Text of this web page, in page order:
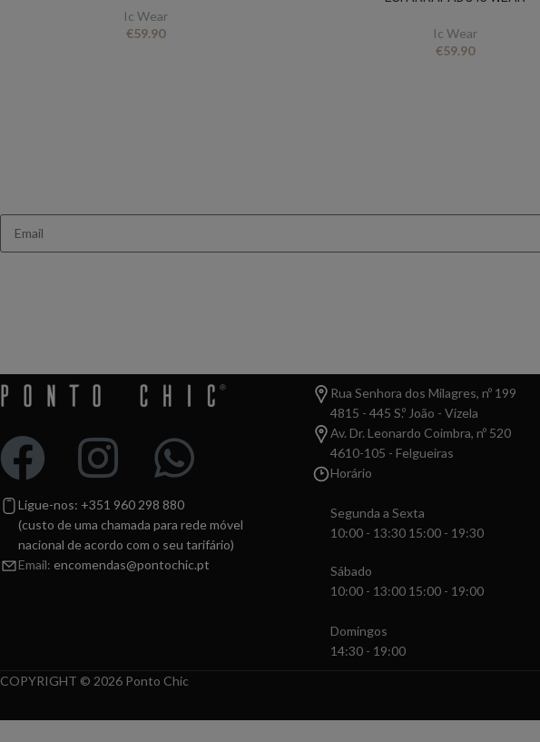
Ic Wear
€59.90
Ic Wear
€59.90
Ligue-nos: +351 960 298 880
(custo de uma chamada para rede móvel
nacional de acordo com o seu tarifário)
Email: encomendas@pontochic.pt
Rua Senhora dos Milagres, nº 199
4815 - 445 S.º João - Vizela
Av. Dr. Leonardo Coimbra, nº 520
4610-105 - Felgueiras
Horário
Segunda a Sexta
10:00 - 13:30 15:00 - 19:30
Sábado
10:00 - 13:00 15:00 - 19:00
Domingos
14:30 - 19:00
COPYRIGHT © 2026 Ponto Chic